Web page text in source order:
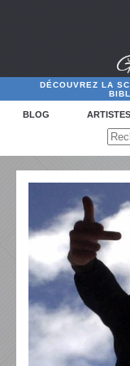
DÉCOUVREZ LA
BLOG ARTISTES